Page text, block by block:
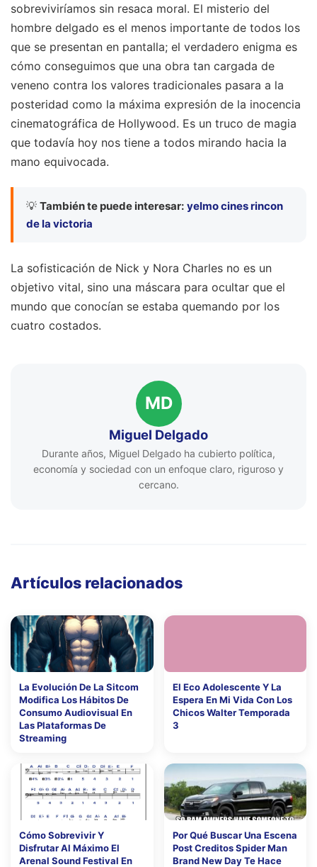
sobreviviríamos sin resaca moral. El misterio del
hombre delgado es el menos importante de todos los
que se presentan en pantalla; el verdadero enigma es
cómo conseguimos que una obra tan cargada de
veneno contra los valores tradicionales pasara a la
posteridad como la máxima expresión de la inocencia
cinematográfica de Hollywood. Es un truco de magia
que todavía hoy nos tiene a todos mirando hacia la
mano equivocada.
💡 También te puede interesar: yelmo cines rincon
de la victoria
La sofisticación de Nick y Nora Charles no es un
objetivo vital, sino una máscara para ocultar que el
mundo que conocían se estaba quemando por los
cuatro costados.
MD
Miguel Delgado
Durante años, Miguel Delgado ha cubierto política,
economía y sociedad con un enfoque claro, riguroso y
cercano.
Artículos relacionados
La Evolución De La Sitcom
Modifica Los Hábitos De
Consumo Audiovisual En
Las Plataformas De
Streaming
El Eco Adolescente Y La
Espera En Mi Vida Con Los
Chicos Walter Temporada
3
Cómo Sobrevivir Y
Disfrutar Al Máximo El
Arenal Sound Festival En
Por Qué Buscar Una Escena
Post Creditos Spider Man
Brand New Day Te Hace